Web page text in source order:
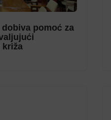
pomoć za
križa